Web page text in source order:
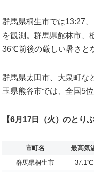
群馬県桐生市では13:27
を観測。群馬県館林市、
36℃前後の厳しい暑さと
群馬県太田市、大泉町な
玉県熊谷市では、全国5
【6月17日（火）のとり
市町名 最高気
群馬県桐生市
37.1℃